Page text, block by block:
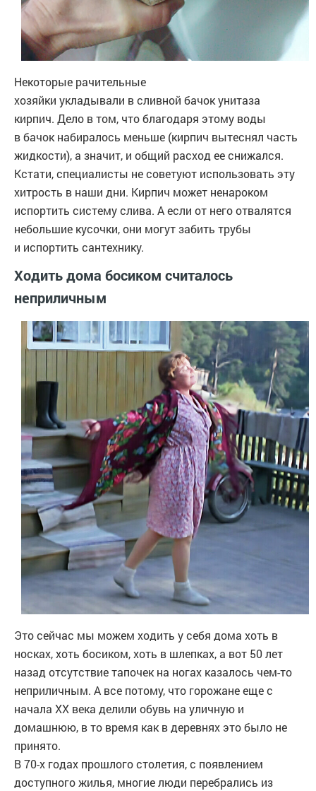
Некоторые рачительные
хозяйки укладывали в сливной бачок унитаза
кирпич. Дело в том, что благодаря этому воды
в бачок набиралось меньше (кирпич вытеснял часть
жидкости), а значит, и общий расход ее снижался.
Кстати, специалисты не советуют использовать эту
хитрость в наши дни. Кирпич может ненароком
испортить систему слива. А если от него отвалятся
небольшие кусочки, они могут забить трубы
и испортить сантехнику.
Ходить дома босиком считалось
неприличным
Это сейчас мы можем ходить у себя дома хоть в
носках, хоть босиком, хоть в шлепках, а вот 50 лет
назад отсутствие тапочек на ногах казалось чем-то
неприличным. А все потому, что горожане еще с
начала XX века делили обувь на уличную и
домашнюю, в то время как в деревнях это было не
принято.
В 70-х годах прошлого столетия, с появлением
доступного жилья, многие люди перебрались из